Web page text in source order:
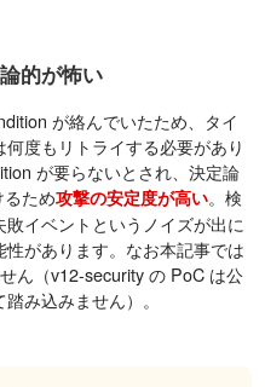
的が怖い
が絡んでいたため、タイ
度もリトライする必要があり
が要らないとされ、決定論
ため攻撃の安定度が高い。検
イベントというノイズが出に
があります。なお本記事では
ん（v12-security の PoC は公
み込みません）。